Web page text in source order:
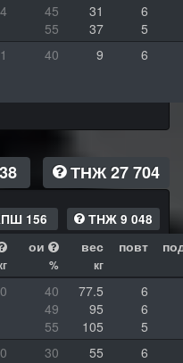
45 31
6
55
37
5
40 9 6
ТНЖ 27 704
156 ТНЖ 9 048
ои
%
вес
кг
повт
40 77.5
6
49
95
6
55
105
5
30 55
6